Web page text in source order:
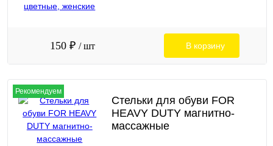
150 ₽ / шт В корзину
Рекомендуем
Стельки для обуви FOR
HEAVY DUTY магнитно-
массажные